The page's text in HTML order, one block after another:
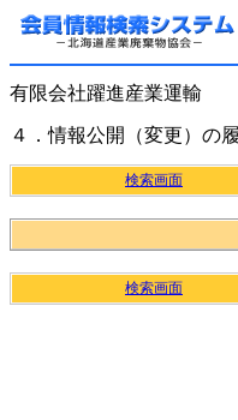
有限会社躍進産業運輸
４．情報公開（変更）の
検索画面
検索画面